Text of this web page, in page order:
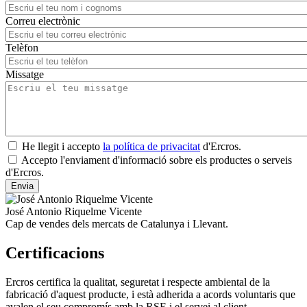
Correu electrònic
Telèfon
Missatge
He llegit i accepto la política de privacitat d'Ercros.
Accepto l'enviament d'informació sobre els productes o serveis
d'Ercros.
José Antonio Riquelme Vicente
Cap de vendes dels mercats de Catalunya i Llevant.
Certificacions
Ercros certifica la qualitat, seguretat i respecte ambiental de la
fabricació d'aquest producte, i està adherida a acords voluntaris que